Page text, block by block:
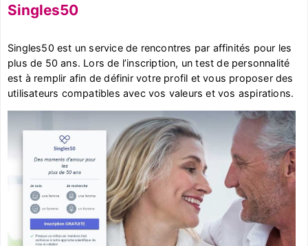
Singles50
Singles50 est un service de rencontres par affinités pour les
plus de 50 ans. Lors de l’inscription, un test de personnalité
est à remplir afin de définir votre profil et vous proposer des
utilisateurs compatibles avec vos valeurs et vos aspirations.